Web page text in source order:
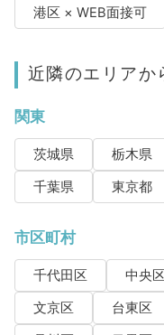
港区 × WEB面接可
近隣のエリアか
関東
茨城県 栃木県
千葉県
東京都
市区町村
千代田区 中央区
文京区
台東区